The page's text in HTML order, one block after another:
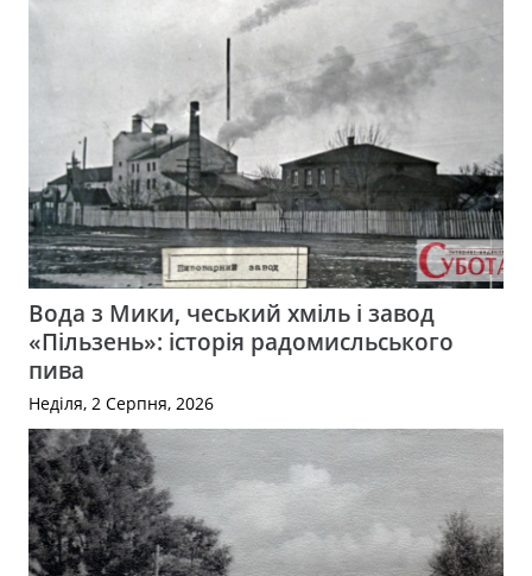
Вода з Мики, чеський хміль і завод
«Пільзень»: історія радомисльського
пива
Неділя, 2 Серпня, 2026